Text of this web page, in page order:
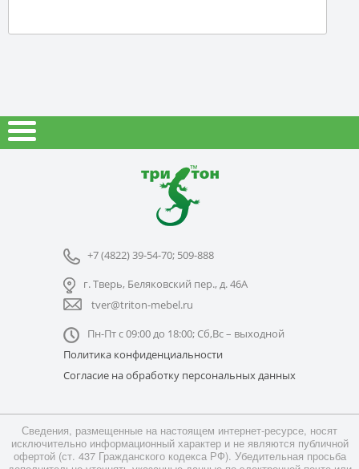
+7 (4822) 39-54-70; 509-888
г. Тверь, Беляковский пер., д. 46А
tver@triton-mebel.ru
Пн-Пт с 09:00 до 18:00; Сб,Вс – выходной
Политика конфиденциальности
Согласие на обработку персональных данных
Сведения, размещенные на настоящем интернет-ресурсе, носят
исключительно информационный характер и не являются публичной
офертой (ст. 437 Гражданского кодекса РФ). Убедительная просьба